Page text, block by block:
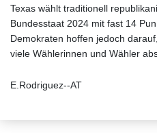
Texas wählt traditionell
Bundesstaat 2024 mit fast 14
Demokraten hoffen jedoch
viele Wählerinnen und Wähler
E.Rodriguez--AT